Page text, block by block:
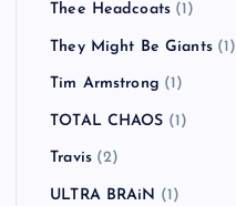
Thee Headcoats (1)
They Might Be Giants(1)
Tim Armstrong (1)
TOTAL CHAOS (1)
Travis(2)
ULTRA BRAiN (1)